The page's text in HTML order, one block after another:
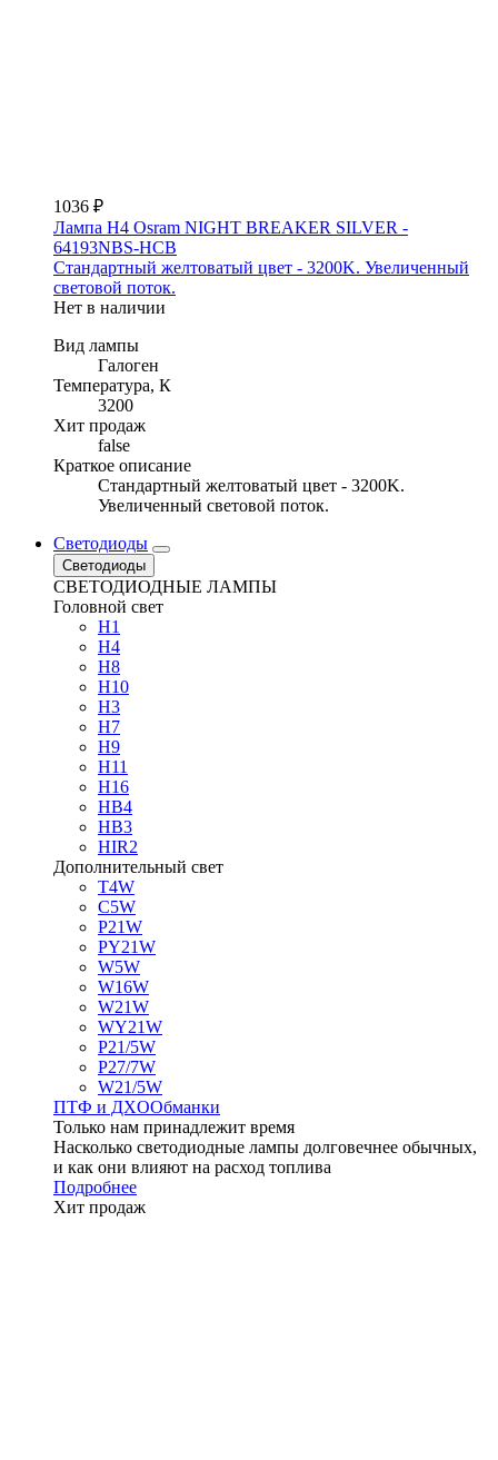
1036 ₽
Лампа H4 Osram NIGHT BREAKER SILVER -
64193NBS-HCB
Стандартный желтоватый цвет - 3200K. Увеличенный
световой поток.
Нет в наличии
Вид лампы
Галоген
Температура, К
3200
Хит продаж
false
Краткое описание
Стандартный желтоватый цвет - 3200K.
Увеличенный световой поток.
Светодиоды
Светодиоды
СВЕТОДИОДНЫЕ ЛАМПЫ
Головной свет
H1
H4
H8
H10
H3
H7
H9
H11
H16
HB4
HB3
HIR2
Дополнительный свет
T4W
C5W
P21W
PY21W
W5W
W16W
W21W
WY21W
P21/5W
P27/7W
W21/5W
ПТФ и ДXООбманки
Только нам принадлежит время
Насколько светодиодные лампы долговечнее обычных,
и как они влияют на расход топлива
Подробнее
Хит продаж